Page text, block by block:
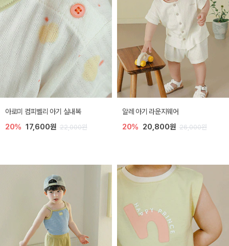
아로미 컴피벨리 아기 실내복
20% 17,600원 22,000원
알레 아기 라운지웨어
20% 20,800원 26,000원